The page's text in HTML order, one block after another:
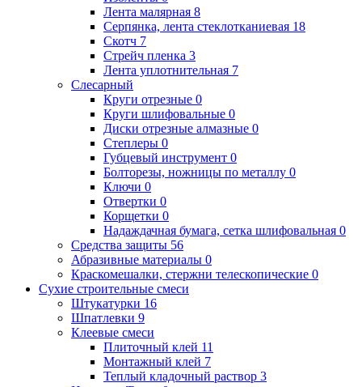
Лента малярная 8
Серпянка, лента стеклотканиевая 18
Скотч 7
Стрейч пленка 3
Лента уплотнительная 7
Слесарный
Круги отрезные 0
Круги шлифовальные 0
Диски отрезные алмазные 0
Степлеры 0
Губцевый инструмент 0
Болторезы, ножницы по металлу 0
Ключи 0
Отвертки 0
Корщетки 0
Надаждачная бумага, сетка шлифовальная 0
Средства защиты 56
Абразивные материалы 0
Краскомешалки, стержни телескопические 0
Сухие строительные смеси
Штукатурки 16
Шпатлевки 9
Клеевые смеси
Плиточный клей 11
Монтажный клей 7
Теплый кладочный раствор 3